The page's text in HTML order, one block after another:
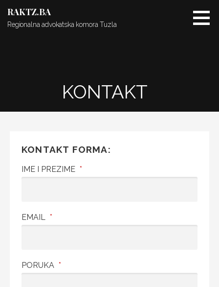
content
RAKTZ.BA
Regionalna advokatska komora Tuzla
KONTAKT
KONTAKT FORMA:
IME I PREZIME *
EMAIL *
PORUKA *